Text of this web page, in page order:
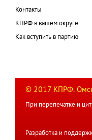
Контакты
КПРФ в вашем округе
Как вступить в партию
© 2017 КПРФ.
При перепечатке и
Разработка и